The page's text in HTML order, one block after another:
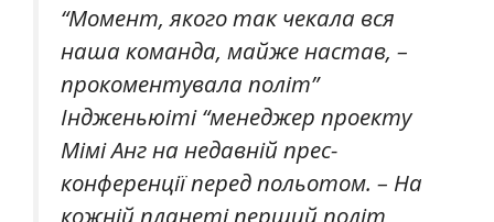
“Момент, якого так чекала вся
наша команда, майже настав, –
прокоментувала політ”
Індженьюіті “менеджер проекту
Мімі Анг на недавній прес-
конференції перед польотом. – На
кожній планеті перший політ